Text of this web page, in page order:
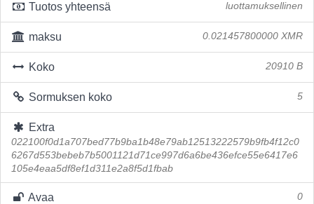
Tuotos yhteensä luottamuksellinen
maksu 0.021457800000 XMR
Koko 20910 B
Sormuksen koko 5
Extra
022100f0d1a707bed77b9ba1b48e79ab12513222579b9fb4f12c0
6267d553bebeb7b5001121d71ce997d6a6be436efce55e6417e6
105e4eaa5df8ef1d311e2a8f5d1fbab
Avaa 0